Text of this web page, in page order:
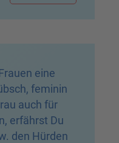
eine
feminin
auch für
erfährst Du
den Hürden